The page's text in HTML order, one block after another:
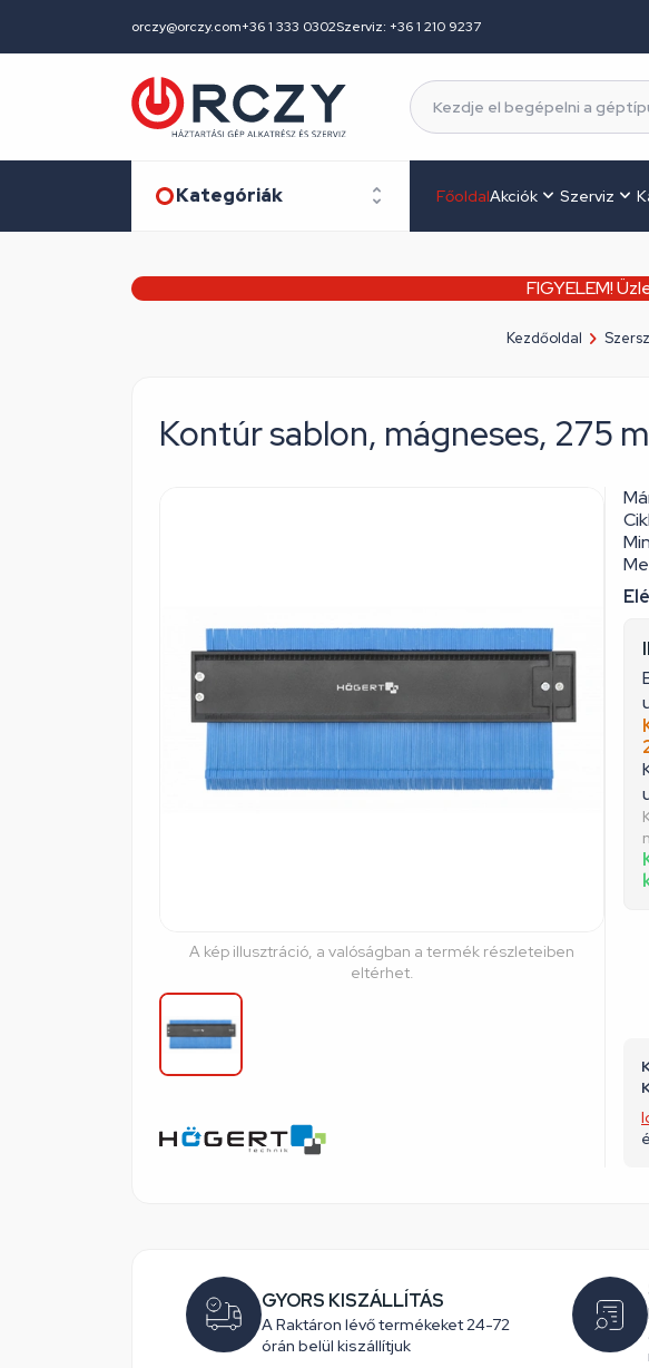
orczy@orczy.com+36 1 333 0302Szerviz: +36 1 210 9237
Kategóriák FőoldalAkciók Szerviz
FIGYELEM!
Kezdőoldal
Kontúr sablon, mágneses, 275
A kép illusztráció, a valóságban a termék részleteiben
eltérhet.
GYORS KISZÁLLÍTÁS
A Raktáron lévő termékeket 24-72
órán belül kiszállítjuk